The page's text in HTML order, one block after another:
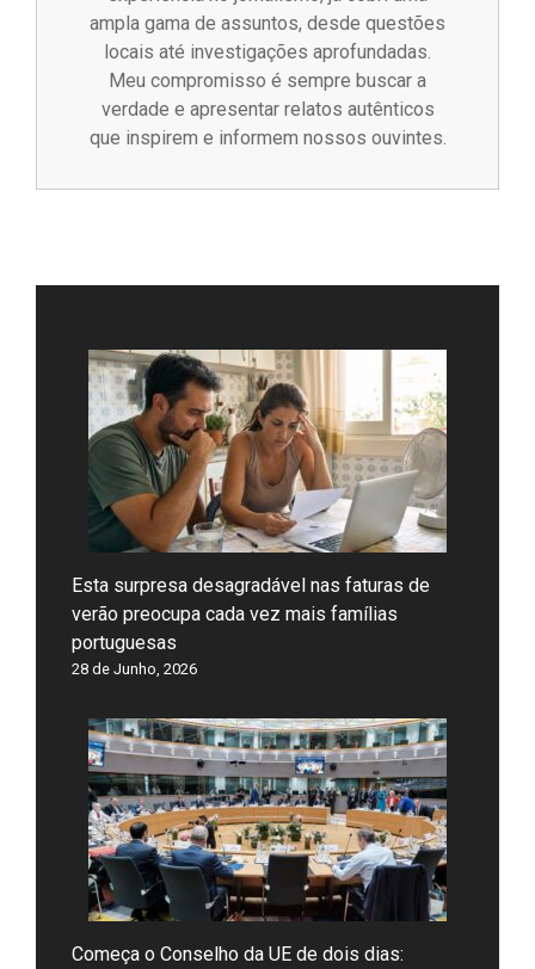
ampla gama de assuntos, desde questões
locais até investigações aprofundadas.
Meu compromisso é sempre buscar a
verdade e apresentar relatos autênticos
que inspirem e informem nossos ouvintes.
Esta surpresa desagradável nas faturas de
verão preocupa cada vez mais famílias
portuguesas
28 de Junho, 2026
Começa o Conselho da UE de dois dias: